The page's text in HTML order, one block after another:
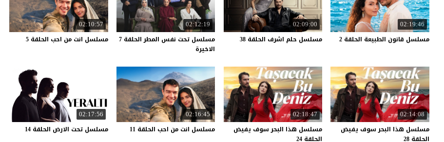
02:19:46
مسلسل قانون الطبيعة الحلقة 2
02:09:00
مسلسل حلم اشرف الحلقة 38
02:12:19
مسلسل تحت نفس المطر الحلقة 7
الاخيرة
02:10:57
مسلسل انت من احب الحلقة 5
02:14:08
مسلسل هذا البحر سوف يفيض
الحلقة 28
02:18:47
مسلسل هذا البحر سوف يفيض
الحلقة 24
02:16:45
مسلسل انت من احب الحلقة 11
02:17:56
مسلسل تحت الارض الحلقة 14